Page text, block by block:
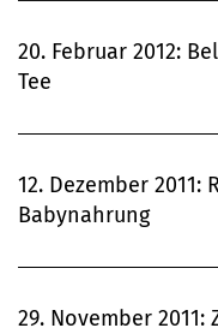
20. Februar 2012:
Tee
12. Dezember
Babynahrung
29. November